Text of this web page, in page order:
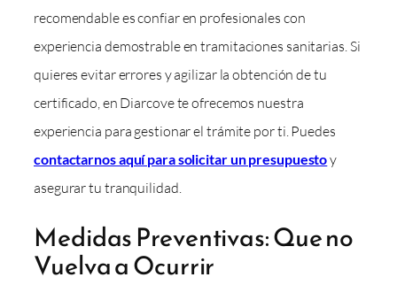
recomendable es confiar en profesionales con
experiencia demostrable en tramitaciones sanitarias. Si
quieres evitar errores y agilizar la obtención de tu
certificado, en Diarcove te ofrecemos nuestra
experiencia para gestionar el trámite por ti. Puedes
contactarnos aquí para solicitar un presupuestoy
asegurar tu tranquilidad.
Medidas Preventivas: Que no
Vuelva a Ocurrir